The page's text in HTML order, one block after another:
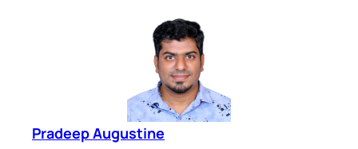
Pradeep Augustine